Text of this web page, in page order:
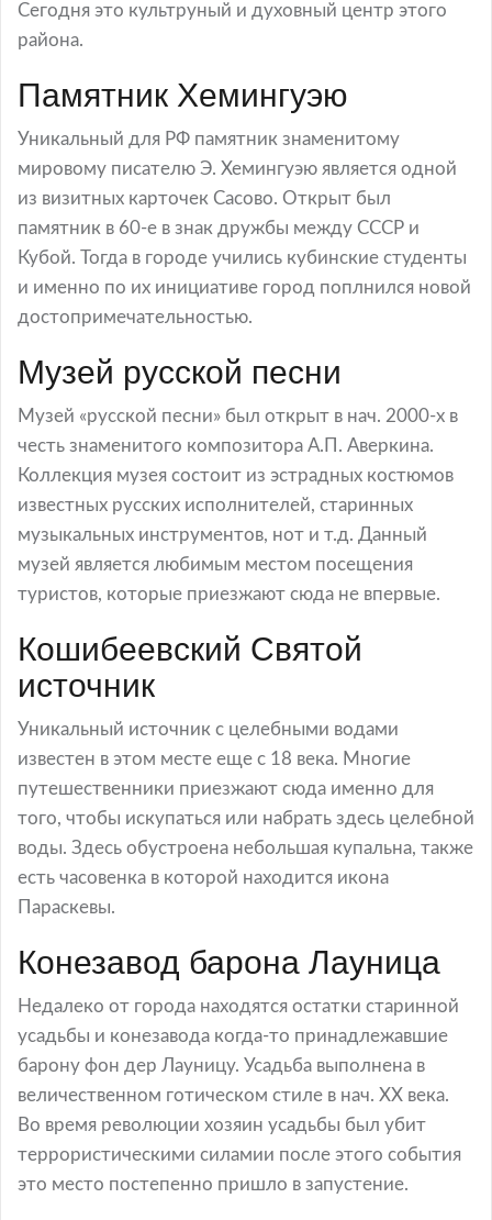
Сегодня это культруный и духовный центр этого
района.
Памятник Хемингуэю
Уникальный для РФ памятник знаменитому
мировому писателю Э. Хемингуэю является одной
из визитных карточек Сасово. Открыт был
памятник в 60-е в знак дружбы между СССР и
Кубой. Тогда в городе учились кубинские студенты
и именно по их инициативе город поплнился новой
достопримечательностью.
Музей русской песни
Музей «русской песни» был открыт в нач. 2000-х в
честь знаменитого композитора А.П. Аверкина.
Коллекция музея состоит из эстрадных костюмов
известных русских исполнителей, старинных
музыкальных инструментов, нот и т.д. Данный
музей является любимым местом посещения
туристов, которые приезжают сюда не впервые.
Кошибеевский Святой
источник
Уникальный источник с целебными водами
известен в этом месте еще с 18 века. Многие
путешественники приезжают сюда именно для
того, чтобы искупаться или набрать здесь целебной
воды. Здесь обустроена небольшая купальна, также
есть часовенка в которой находится икона
Параскевы.
Конезавод барона Лауница
Недалеко от города находятся остатки старинной
усадьбы и конезавода когда-то принадлежавшие
барону фон дер Лауницу. Усадьба выполнена в
величественном готическом стиле в нач. ХХ века.
Во время революции хозяин усадьбы был убит
террористическими силамии после этого события
это место постепенно пришло в запустение.